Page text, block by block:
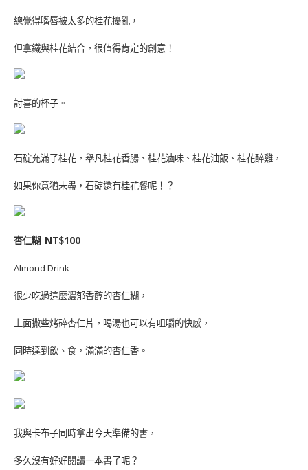
總覺得嘴唇被太多的桂花擾亂，
但拿鐵與桂花結合，很值得肯定的創意！
討喜的杯子。
石碇充滿了桂花，舉凡桂花香腸、桂花滷味、桂花油飯、桂花醉雞，
如果你意猶未盡，石碇還有桂花餐呢！？
杏仁糊 NT$100
Almond Drink
很少吃過這麼濃郁香醇的杏仁糊，
上面撒些烤碎杏仁片，喝湯也可以有咀嚼的快感，
同時達到飲、食，滿滿的杏仁香。
我與卡布子同時拿出今天準備的書，
多久沒有好好閱讀一本書了呢？